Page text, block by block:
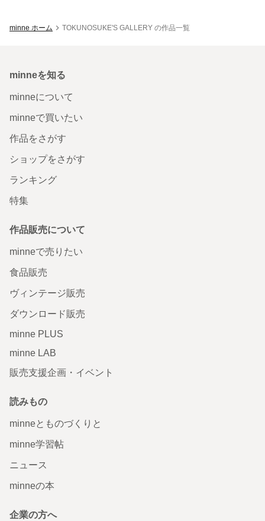
minne ホーム TOKUNOSUKE'S GALLERY の作品一覧
minneを知る
minneについて
minneで買いたい
作品をさがす
ショップをさがす
ランキング
特集
作品販売について
minneで売りたい
食品販売
ヴィンテージ販売
ダウンロード販売
minne PLUS
minne LAB
販売支援企画・イベント
読みもの
minneとものづくりと
minne学習帖
ニュース
minneの本
企業の方へ